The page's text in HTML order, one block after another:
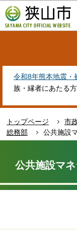
の
ペ
す
令和8年熊本地震・
族・縁者にあたる方
トップページ 市
総務部
公共施設
か
公共施設マ